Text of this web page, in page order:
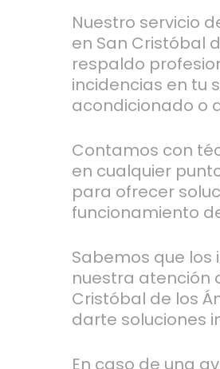
Nuestro servicio
en San Cristóbal
respaldo
incidencias en tu
acondicionado o
Contamos con
en cualquier
para ofrecer
funcionamiento
Sabemos que los
nuestra atención
Cristóbal de los
darte soluciones